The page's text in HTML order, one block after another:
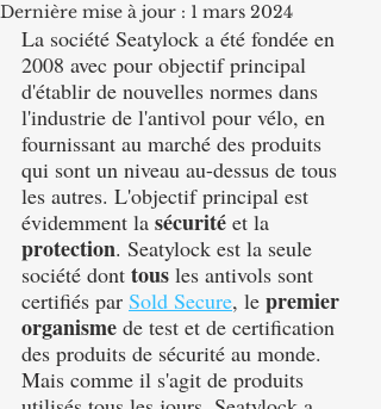
Dernière mise à jour : 1 mars 2024
La société Seatylock a été fondée en
2008 avec pour objectif principal
d'établir de nouvelles normes dans
l'industrie de l'antivol pour vélo, en
fournissant au marché des produits
qui sont un niveau au-dessus de tous
les autres. L'objectif principal est
évidemment la sécurité et la
protection. Seatylock est la seule
société dont tous les antivols sont
certifiés par Sold Secure, le premier
organisme de test et de certification
des produits de sécurité au monde.
Mais comme il s'agit de produits